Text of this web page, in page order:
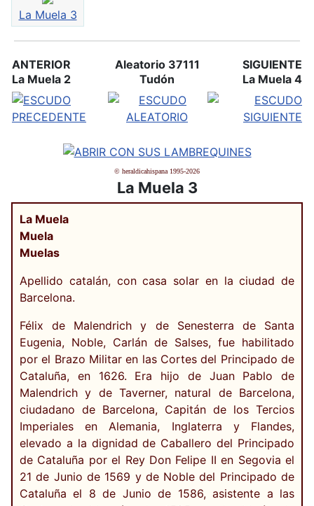
La Muela 3
ANTERIOR
La Muela 2
Aleatorio 37111
Tudón
SIGUIENTE
La Muela 4
© heraldicahispana 1995-2026
La Muela 3
La Muela
Muela
Muelas
Apellido catalán, con casa solar en la ciudad de
Barcelona.
Félix de Malendrich y de Senesterra de Santa
Eugenia, Noble, Carlán de Salses, fue habilitado
por el Brazo Militar en las Cortes del Principado de
Cataluña, en 1626. Era hijo de Juan Pablo de
Malendrich y de Taverner, natural de Barcelona,
ciudadano de Barcelona, Capitán de los Tercios
Imperiales en Alemania, Inglaterra y Flandes,
elevado a la dignidad de Caballero del Principado
de Cataluña por el Rey Don Felipe II en Segovia el
21 de Junio de 1569 y de Noble del Principado de
Cataluña el 8 de Junio de 1586, asistente a las